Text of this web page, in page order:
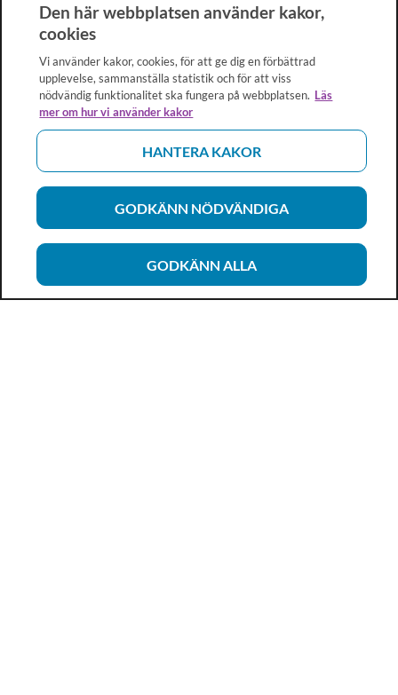
Den här webbplatsen använder kakor,
cookies
Vi använder kakor, cookies, för att ge dig en förbättrad
upplevelse, sammanställa statistik och för att viss
nödvändig funktionalitet ska fungera på webbplatsen. Läs
mer om hur vi använder kakor
HANTERA KAKOR
GODKÄNN NÖDVÄNDIGA
GODKÄNN ALLA